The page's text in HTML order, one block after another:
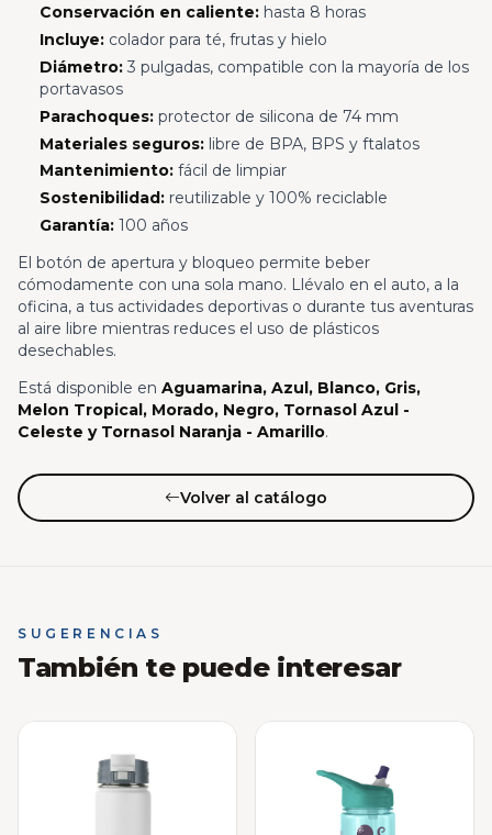
Conservación en caliente:hasta 8 horas
Incluye:colador para té, frutas y hielo
Diámetro:3 pulgadas, compatible con la mayoría de los
portavasos
Parachoques:protector de silicona de 74 mm
Materiales seguros:libre de BPA, BPS y ftalatos
Mantenimiento:fácil de limpiar
Sostenibilidad:reutilizable y 100% reciclable
Garantía:100 años
El botón de apertura y bloqueo permite beber
cómodamente con una sola mano. Llévalo en el auto, a la
oficina, a tus actividades deportivas o durante tus aventuras
al aire libre mientras reduces el uso de plásticos
desechables.
Está disponible en Aguamarina, Azul, Blanco, Gris,
Melon Tropical, Morado, Negro, Tornasol Azul -
Celeste y Tornasol Naranja - Amarillo.
Volver al catálogo
SUGERENCIAS
También te puede interesar